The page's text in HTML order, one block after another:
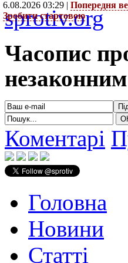
6.08.2026 03:29 | Попередня
Зробити стартовою
sprotiv.org
Часопис
Коментарі
Головна
Новини
Статті